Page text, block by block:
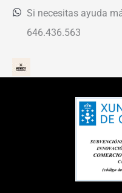
Si necesitas ayuda
646.436.563